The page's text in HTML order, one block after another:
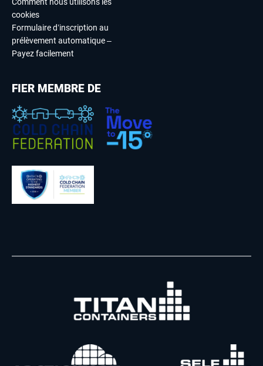
cookies
Formulaire d’inscription au
prélèvement automatique –
Payez facilement
FIER MEMBRE DE